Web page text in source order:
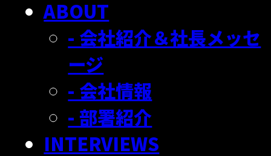
ABOUT
- 会社紹介＆社長メッセ
ージ
- 会社情報
- 部署紹介
INTERVIEWS